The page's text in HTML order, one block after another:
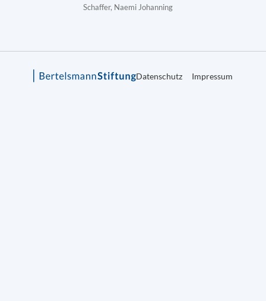
Schaffer, Naemi Johanning
Datenschutz Impressum